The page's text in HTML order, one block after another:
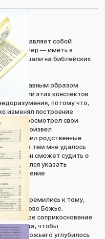
представляет собой
и сестер — иметь в
слышали на библейских
я главным образом
чтении этих конспектов
потому что,
изменял построение
я просмотрел свои
произвел
родственные
тем мне удалось
сможет судить о
старался указать
служение
мы стремились к тому,
было Слово Божье.
тесное соприкосновение
Господа, чтобы
Слова Божьего углубилось